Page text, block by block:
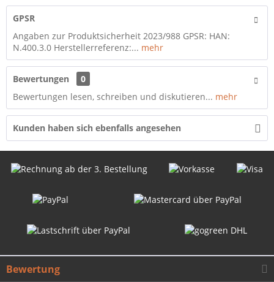
GPSR
Angaben zur Produktsicherheit 2023/988 GPSR: HAN:
N.400.3.0 Herstellerreferenz:... mehr
Bewertungen
0
Bewertungen lesen, schreiben und diskutieren... mehr
Kunden haben sich ebenfalls angesehen
Bewertung